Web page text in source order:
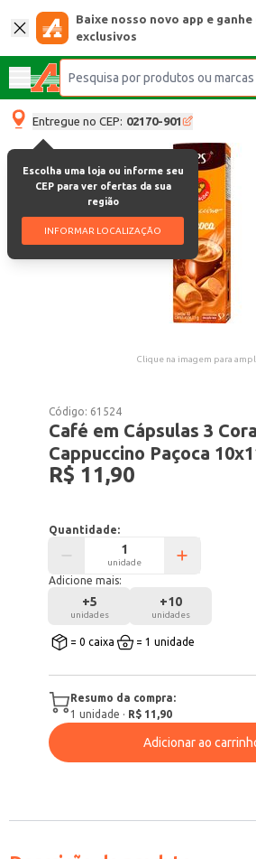
Baixe nosso novo app e
exclusivos
Entregue no CEP: 02170-901
Escolha uma loja ou informe seu
CEP para ver ofertas da sua
região
INFORMAR LOCALIZAÇÃO
Clique na imagem para
Código: 61524
Café em Cápsulas 3
Cappuccino Paçoca
R$ 11,90
Quantidade:
unidade
Adicione mais:
+5
unidades
+10
unidades
= 0 caixa = 1 unidade
Resumo da compra:
1 unidade · R$ 11,90
Adicionar ao